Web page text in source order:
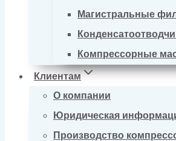
Магистральные
Компрессорные
Клиентам
О компании
Юридическая
Производство